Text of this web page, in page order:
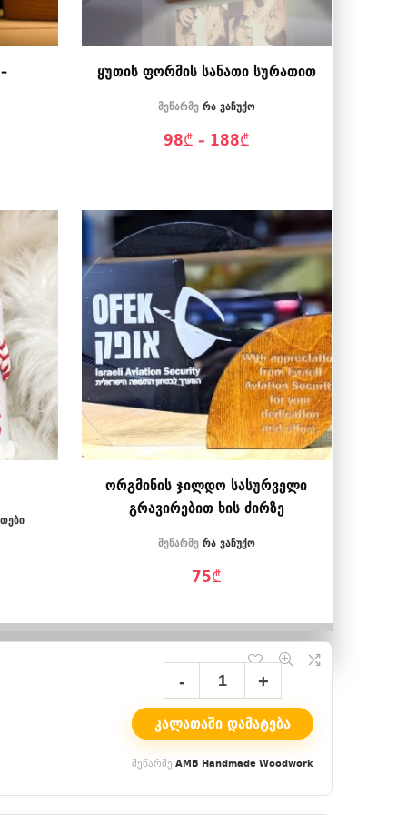
ყუთის ფორმის სანათი სურათით
მეწარმე რა ვაჩუქო
98₾ – 188₾
ორგმინის ჯილდო სასურველი
გრავირებით ხის ძირზე
მეწარმე რა ვაჩუქო
75₾
ᲙᲐᲚᲐᲗᲐᲨᲘ ᲓᲐᲛᲐᲢᲔᲑᲐ
მეწარმე AMB Handmade Woodwork